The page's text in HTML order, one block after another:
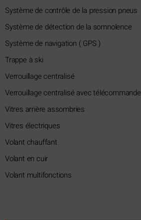
Système de contrôle de la pression pneus
Système de détection de la somnolence
Système de navigation ( GPS )
Trappe à ski
Verrouillage centralisé
Verrouillage centralisé avec télécommande
Vitres arrière assombries
Vitres électriques
Volant chauffant
Volant en cuir
Volant multifonctions